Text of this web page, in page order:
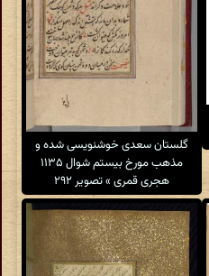
گلستان سعدی خوشنویسی شده و
مذهب مورخ بیستم شوال ۱۱۳۵
هجری قمری » تصویر ۲۹۲